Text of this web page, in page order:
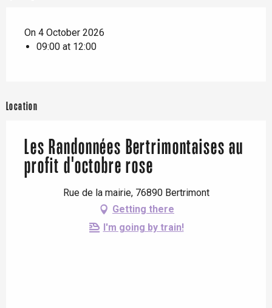
On 4 October 2026
09:00 at 12:00
Location
Les Randonnées Bertrimontaises au
profit d'octobre rose
Rue de la mairie, 76890 Bertrimont
Getting there
I'm going by train!